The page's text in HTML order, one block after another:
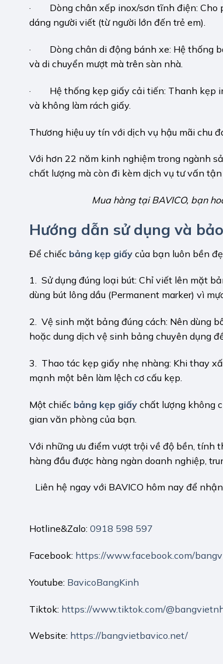
· Dòng chân xếp inox/sơn tĩnh điện: Cho
dáng người viết (từ người lớn đến trẻ em).
· Dòng chân di động bánh xe: Hệ thống
và di chuyển mượt mà trên sàn nhà.
· Hệ thống kẹp giấy cải tiến: Thanh kẹp
và không làm rách giấy.
Thương hiệu uy tín với dịch vụ hậu mãi chu
Với hơn 22 năm kinh nghiệm trong ngành
chất lượng mà còn đi kèm dịch vụ tư vấn
Mua hàng tại BAVICO, bạn
Hướng dẫn sử dụng và
Để chiếc bảng kẹp giấy của bạn luôn bền
1. Sử dụng đúng loại bút: Chỉ viết lên mặt
dùng bút lông dầu (Permanent marker) vì
2. Vệ sinh mặt bảng đúng cách: Nên dùng
hoặc dung dịch vệ sinh bảng chuyên dụng
3. Thao tác kẹp giấy nhẹ nhàng: Khi thay
mạnh một bên làm lệch cơ cấu kẹp.
Một chiếc bảng kẹp giấy chất lượng không
gian văn phòng của bạn.
Với những ưu điểm vượt trội về độ bền, tính
hàng đầu được hàng ngàn doanh nghiệp,
Liên hệ ngay với BAVICO hôm nay để
Hotline&Zalo: 0918 598 597
Facebook: https://www.facebook.com/
Youtube: BavicoBangKinh
Tiktok: https://www.tiktok.com/
Website: https://bangvietbavico.net/